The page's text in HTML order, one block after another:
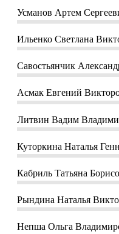
Усманов Артем
Ильенко Светлана
Савостьянчик
Асмак Евгений
Литвин Вадим
Куторкина Наталья
Кабриль Татьяна
Рындина Наталья
Непша Ольга